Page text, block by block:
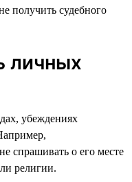
получить судебного
личных
убеждениях
спрашивать о его месте
религии.